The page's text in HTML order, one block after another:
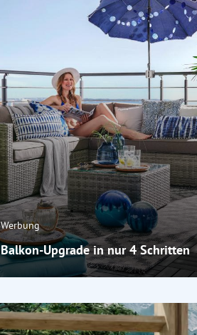
Werbung
Balkon-Upgrade in nur 4 Schritten